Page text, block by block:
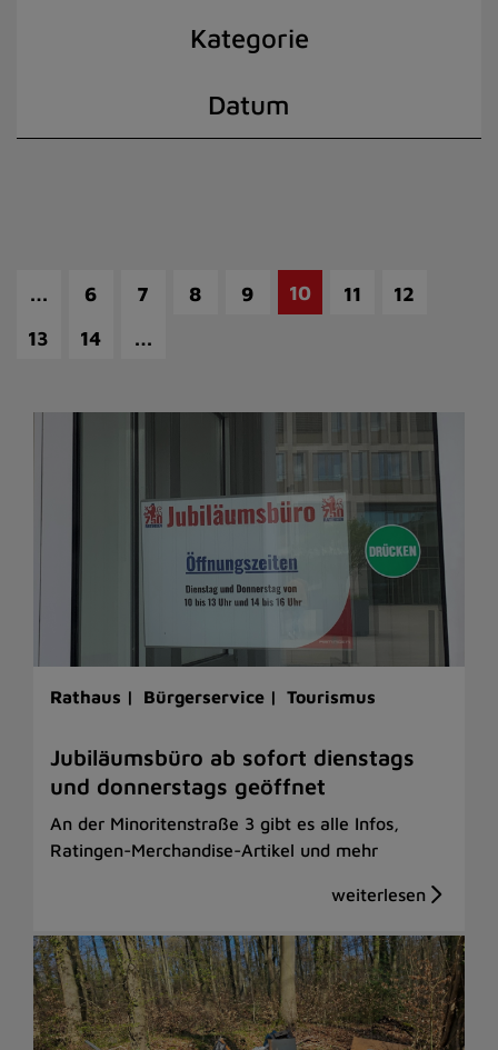
Kategorie
Datum
… 6 7 8 9 10 11
12
13
14 …
Rathaus | Bürgerservice | Tourismus
Jubiläumsbüro ab sofort dienstags
und donnerstags geöffnet
An der Minoritenstraße 3 gibt es alle Infos,
Ratingen-Merchandise-Artikel und mehr